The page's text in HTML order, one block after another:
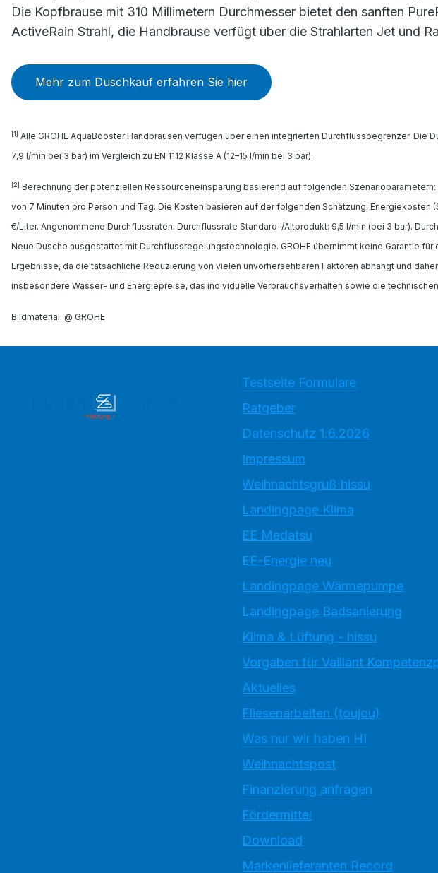
Die Kopfbrause mit 310 Millimetern Durchmesser bietet den sanften
ActiveRain Strahl, die Handbrause verfügt über die Strahlarten Jet und
Mehr zum Duschkauf erfahren Sie hier
[1] Alle GROHE AquaBooster Handbrausen verfügen über einen integrierten Durchflussbegrenzer. Die
7,9 l/min bei 3 bar) im Vergleich zu EN 1112 Klasse A (12–15 l/min bei 3 bar).
[2] Berechnung der potenziellen Ressourceneinsparung basierend auf folgenden
von 7 Minuten pro Person und Tag. Die Kosten basieren auf der folgenden Schätzung: Energiekosten
€/Liter. Angenommene Durchflussraten: Durchflussrate Standard-/Altprodukt: 9,5 l/min (bei 3 bar).
Neue Dusche ausgestattet mit Durchflussregelungstechnologie. GROHE übernimmt keine Garantie
Ergebnisse, da die tatsächliche Reduzierung von vielen unvorhersehbaren Faktoren abhängt und
insbesondere Wasser- und Energiepreise, das individuelle Verbrauchsverhalten sowie die
Bildmaterial: @ GROHE
Testseite Formulare
Ratgeber
Datenschutz 1.6.2026
Impressum
Weihnachtsgruß hissu
Landingpage Klima
EE Medatsu
EE-Energie neu
Landingpage Wärmepumpe
Landingpage Badsanierung
Klima & Lüftung - hissu
Vorgaben für Vaillant
Aktuelles
Fliesenarbeiten (toujou)
Was nur wir haben HI
Weihnachtspost
Finanzierung anfragen
Fördermittel
Download
Markenlieferanten Record